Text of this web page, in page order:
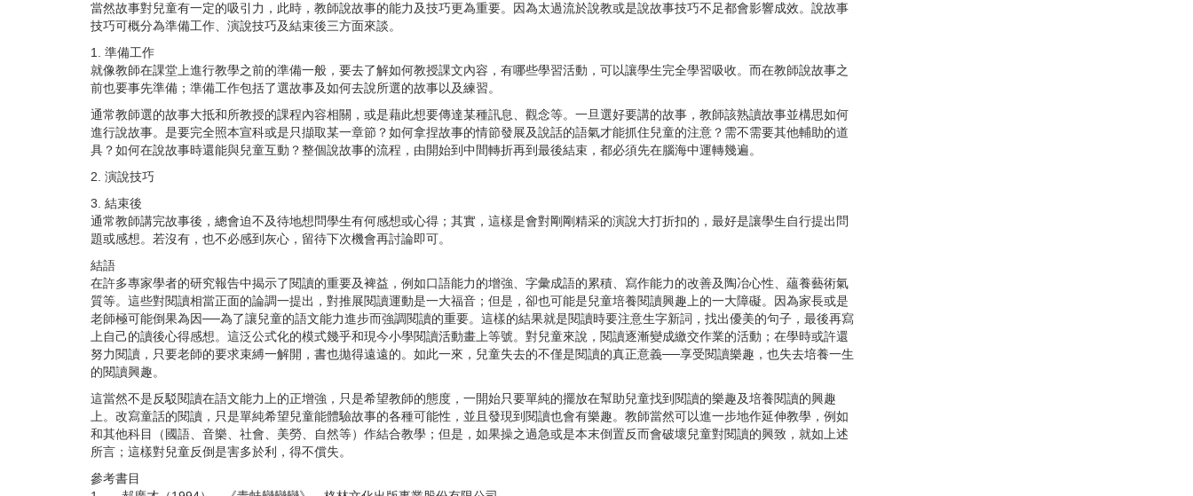
當然故事對兒童有一定的吸引力，此時，教師說故事的能力及技巧更為重要。因為太過流於說教或是說故事技巧不足都會影響成效。說故事
技巧可概分為準備工作、演說技巧及結束後三方面來談。
1. 準備工作
就像教師在課堂上進行教學之前的準備一般，要去了解如何教授課文內容，有哪些學習活動，可以讓學生完全學習吸收。而在教師說故事之
前也要事先準備；準備工作包括了選故事及如何去說所選的故事以及練習。
通常教師選的故事大抵和所教授的課程內容相關，或是藉此想要傳達某種訊息、觀念等。一旦選好要講的故事，教師該熟讀故事並構思如何
進行說故事。是要完全照本宣科或是只擷取某一章節？如何拿捏故事的情節發展及說話的語氣才能抓住兒童的注意？需不需要其他輔助的道
具？如何在說故事時還能與兒童互動？整個說故事的流程，由開始到中間轉折再到最後結束，都必須先在腦海中運轉幾遍。
2. 演說技巧
3. 結束後
通常教師講完故事後，總會迫不及待地想問學生有何感想或心得；其實，這樣是會對剛剛精采的演說大打折扣的，最好是讓學生自行提出問
題或感想。若沒有，也不必感到灰心，留待下次機會再討論即可。
結語
在許多專家學者的研究報告中揭示了閱讀的重要及裨益，例如口語能力的增強、字彙成語的累積、寫作能力的改善及陶冶心性、蘊養藝術氣
質等。這些對閱讀相當正面的論調一提出，對推展閱讀運動是一大福音；但是，卻也可能是兒童培養閱讀興趣上的一大障礙。因為家長或是
老師極可能倒果為因──為了讓兒童的語文能力進步而強調閱讀的重要。這樣的結果就是閱讀時要注意生字新詞，找出優美的句子，最後再寫
上自己的讀後心得感想。這泛公式化的模式幾乎和現今小學閱讀活動畫上等號。對兒童來說，閱讀逐漸變成繳交作業的活動；在學時或許還
努力閱讀，只要老師的要求束縛一解開，書也拋得遠遠的。如此一來，兒童失去的不僅是閱讀的真正意義──享受閱讀樂趣，也失去培養一生
的閱讀興趣。
這當然不是反駁閱讀在語文能力上的正增強，只是希望教師的態度，一開始只要單純的擺放在幫助兒童找到閱讀的樂趣及培養閱讀的興趣
上。改寫童話的閱讀，只是單純希望兒童能體驗故事的各種可能性，並且發現到閱讀也會有樂趣。教師當然可以進一步地作延伸教學，例如
和其他科目（國語、音樂、社會、美勞、自然等）作結合教學；但是，如果操之過急或是本末倒置反而會破壞兒童對閱讀的興致，就如上述
所言；這樣對兒童反倒是害多於利，得不償失。
參考書目